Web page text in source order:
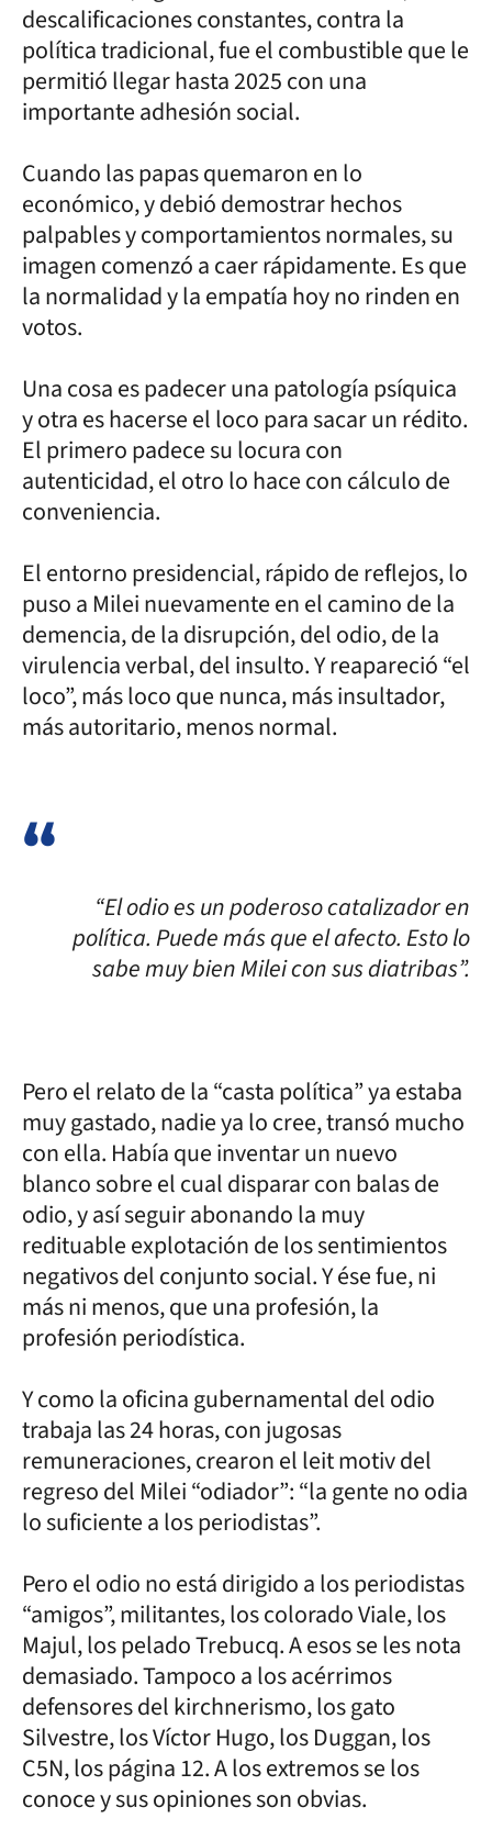
descalificaciones constantes, contra la
política tradicional, fue el combustible que le
permitió llegar hasta 2025 con una
importante adhesión social.
Cuando las papas quemaron en lo
económico, y debió demostrar hechos
palpables y comportamientos normales, su
imagen comenzó a caer rápidamente. Es que
la normalidad y la empatía hoy no rinden en
votos.
Una cosa es padecer una patología psíquica
y otra es hacerse el loco para sacar un rédito.
El primero padece su locura con
autenticidad, el otro lo hace con cálculo de
conveniencia.
El entorno presidencial, rápido de reflejos, lo
puso a Milei nuevamente en el camino de la
demencia, de la disrupción, del odio, de la
virulencia verbal, del insulto. Y reapareció “el
loco”, más loco que nunca, más insultador,
más autoritario, menos normal.
“El odio es un poderoso catalizador en
política. Puede más que el afecto. Esto lo
sabe muy bien Milei con sus diatribas”.
Pero el relato de la “casta política” ya estaba
muy gastado, nadie ya lo cree, transó mucho
con ella. Había que inventar un nuevo
blanco sobre el cual disparar con balas de
odio, y así seguir abonando la muy
redituable explotación de los sentimientos
negativos del conjunto social. Y ése fue, ni
más ni menos, que una profesión, la
profesión periodística.
Y como la oficina gubernamental del odio
trabaja las 24 horas, con jugosas
remuneraciones, crearon el leit motiv del
regreso del Milei “odiador”: “la gente no odia
lo suficiente a los periodistas”.
Pero el odio no está dirigido a los periodistas
“amigos”, militantes, los colorado Viale, los
Majul, los pelado Trebucq. A esos se les nota
demasiado. Tampoco a los acérrimos
defensores del kirchnerismo, los gato
Silvestre, los Víctor Hugo, los Duggan, los
C5N, los página 12. A los extremos se los
conoce y sus opiniones son obvias.